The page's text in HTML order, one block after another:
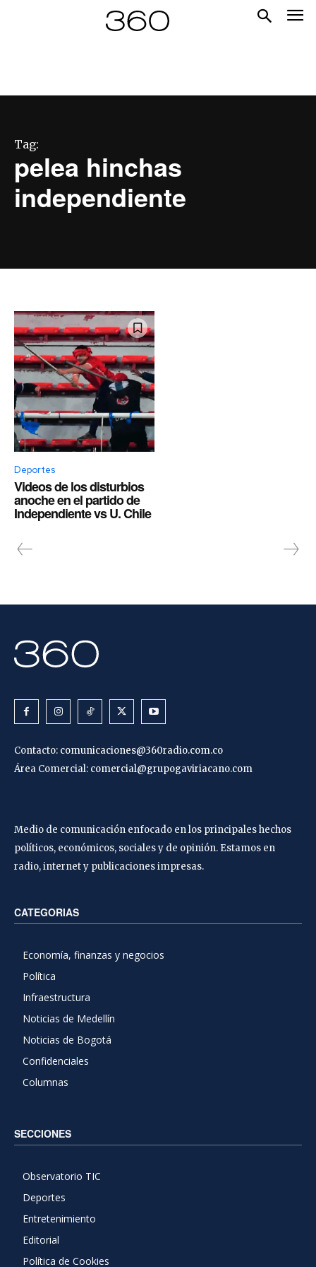
Tag:
pelea hinchas
independiente
Deportes
Videos de los disturbios
anoche en el partido de
Independiente vs U. Chile
Contacto: comunicaciones@360radio.com.co
Área Comercial: comercial@grupogaviriacano.com
Medio de comunicación enfocado en los principales hechos
políticos, económicos, sociales y de opinión. Estamos en
radio, internet y publicaciones impresas.
CATEGORIAS
Economía, finanzas y negocios
Política
Infraestructura
Noticias de Medellín
Noticias de Bogotá
Confidenciales
Columnas
SECCIONES
Observatorio TIC
Deportes
Entretenimiento
Editorial
Política de Cookies